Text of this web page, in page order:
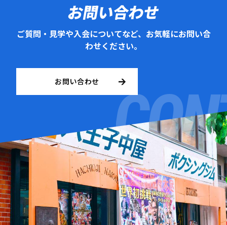
お問い合わせ
ご質問・見学や入会についてなど、お気軽にお問い合
わせください。
お問い合わせ